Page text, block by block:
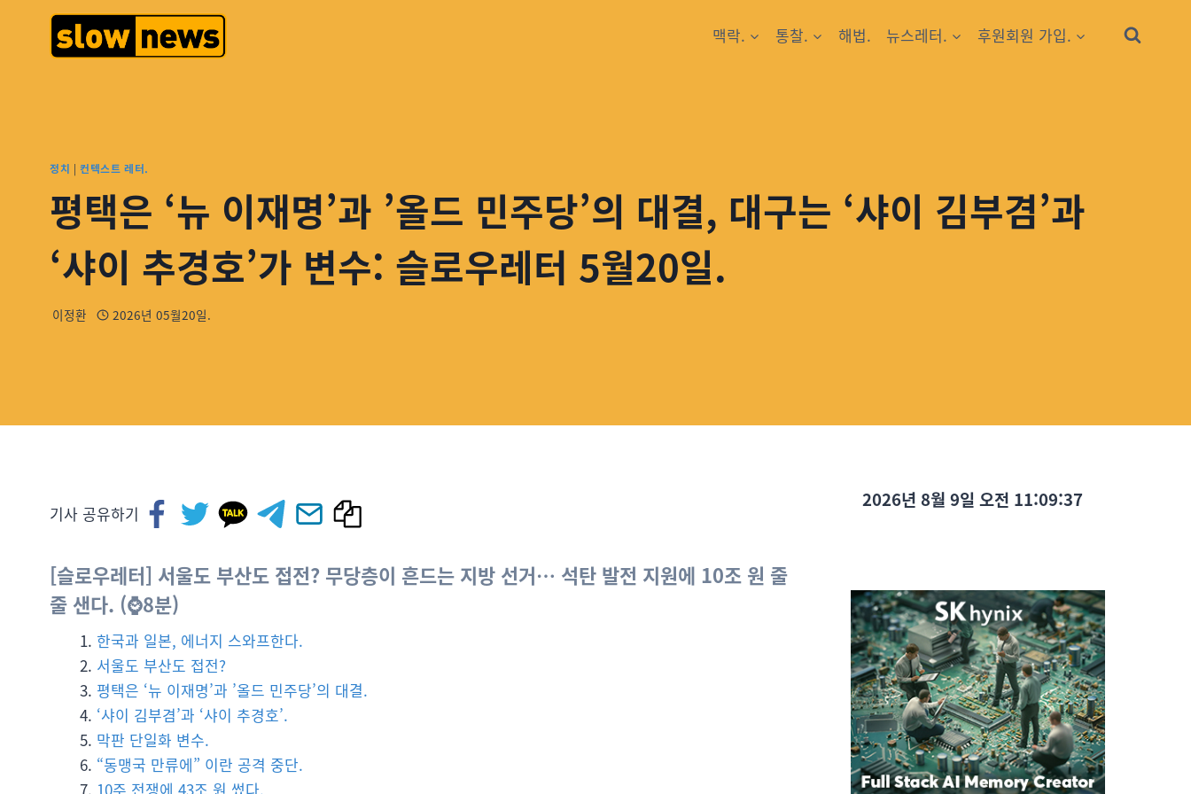
맥락. 통찰. 해법. 뉴스레터. 후원회원 가입.
정치 | 컨텍스트 레터.
평택은 ‘뉴 이재명’과 ’올드 민주당’의 대결, 대구는 ‘샤이 김부겸’과
‘샤이 추경호’가 변수: 슬로우레터 5월20일.
이정환 2026년 05월20일.
기사 공유하기
[슬로우레터] 서울도 부산도 접전? 무당층이 흔드는 지방 선거… 석탄 발전 지원에 10조 원 줄
줄 샌다. (⌚8분)
한국과 일본, 에너지 스와프한다.
서울도 부산도 접전?
평택은 ‘뉴 이재명’과 ’올드 민주당’의 대결.
‘샤이 김부겸’과 ‘샤이 추경호’.
막판 단일화 변수.
“동맹국 만류에” 이란 공격 중단.
10주 전쟁에 43조 원 썼다.
2026년 8월 9일 오전 11:09:39